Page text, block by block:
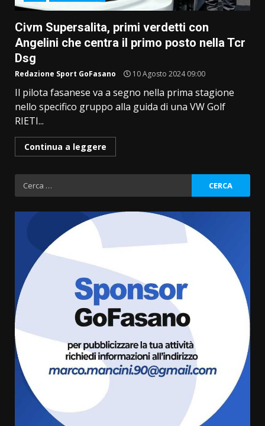
Civm Supersalita, primi verdetti con
Angelini che centra il primo posto nella Tcr
Dsg
Redazione Sport GoFasano 10 Agosto 2024 09:00
Il pilota fasanese va a segno nella prima stagione
nello specifico gruppo alla guida di una VW Golf
RIETI...
Continua a leggere
Ricerca
per:
Fasanese ferito a colpi di arma
da fuoco
6 Agosto 2026 18:13
Carta d’identità: continua il piano
di aperture straordinarie del
Comune di Fasano